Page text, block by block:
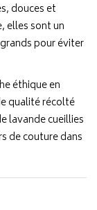
douces et
elles sont un
pour éviter
éthique en
qualité récolté
lavande cueillies
de couture dans